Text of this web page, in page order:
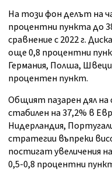
На този фон делът на
процентни пункта до
сравнение с 2022 г.
още 0,8 процентни
Германия, Полша,
процентен пункт.
Общият пазарен дял
стабилен на 37,2% в
Нидерландия,
стратегии въпреки
постигат увеличения
0,5-0,8 процентни